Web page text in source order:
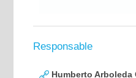
Responsable
Humberto Arboleda